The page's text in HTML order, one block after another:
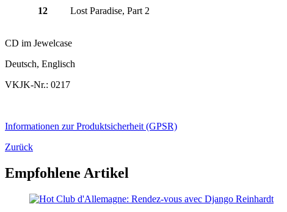
12 Lost Paradise, Part 2
CD im Jewelcase
Deutsch, Englisch
VKJK-Nr.: 0217
Informationen zur Produktsicherheit (GPSR)
Zurück
Empfohlene Artikel